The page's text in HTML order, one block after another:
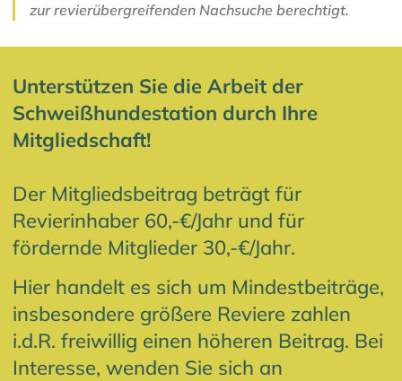
zur revierübergreifenden Nachsuche berechtigt.
Unterstützen Sie die Arbeit der
Schweißhundestation durch Ihre
Mitgliedschaft!
Der Mitgliedsbeitrag beträgt für
Revierinhaber 60,-€/Jahr und für
fördernde Mitglieder 30,-€/Jahr.
Hier handelt es sich um Mindestbeiträge,
insbesondere größere Reviere zahlen
i.d.R. freiwillig einen höheren Beitrag. Bei
Interesse, wenden Sie sich an